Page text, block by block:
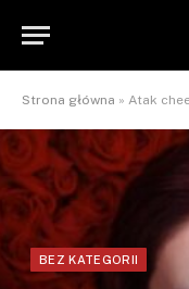
Strona główna » Atak
BEZ KATEGORII